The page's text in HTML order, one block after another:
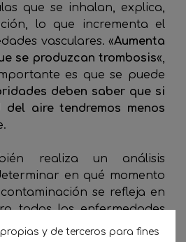
que se inhalan, explica,
lo que incrementa el
vasculares. «Aumenta
se produzcan trombosis«,
es que se puede
deben saber que si
aire tendremos menos
realiza un análisis
en qué momento
se refleja en
todas las enfermedades
picos en el segundo y el
y de terceros para fines